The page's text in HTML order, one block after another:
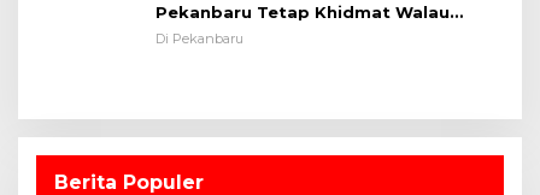
Pekanbaru Tetap Khidmat Walau
Dalam Ruangan
Di Pekanbaru
Berita Populer